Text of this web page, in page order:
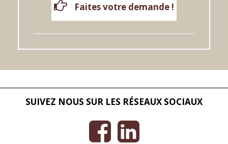
Faites votre demande !
SUIVEZ NOUS SUR LES RÉSEAUX SOCIAUX